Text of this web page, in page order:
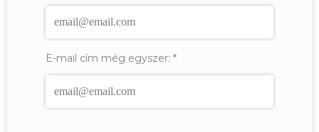
E-mail cím még egyszer: *